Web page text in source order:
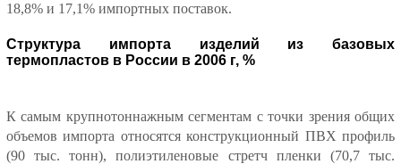
18,8% и 17,1% импортных поставок.
Структура импорта изделий из базовых
термопластов в России в 2006 г, %
К самым крупнотоннажным сегментам с точки зрения общих
объемов импорта относятся конструкционный ПВХ профиль
(90 тыс. тонн), полиэтиленовые стретч пленки (70,7 тыс.